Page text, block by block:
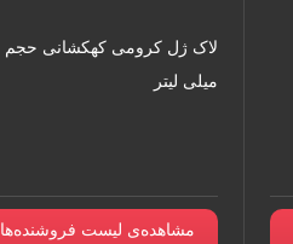
میلی لیتر
مشاهده‌ی لیست فروشنده‌ها